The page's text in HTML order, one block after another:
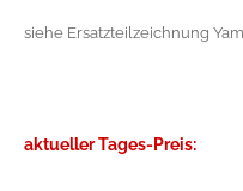
siehe Ersatzteilzeichnung
aktueller Tages-Preis: